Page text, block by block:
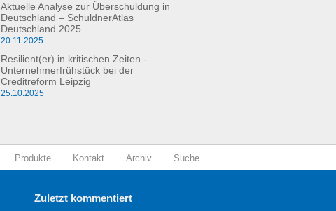
Aktuelle Analyse zur Überschuldung in
Deutschland – SchuldnerAtlas
Deutschland 2025
20.11.2025
Resilient(er) in kritischen Zeiten -
Unternehmerfrühstück bei der
Creditreform Leipzig
25.10.2025
Produkte Kontakt Archiv Suche
Zuletzt kommentiert